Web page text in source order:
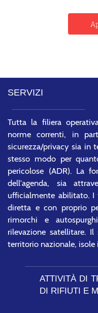
SERVIZI
Tutta la filiera
norme correnti, in
sicurezza/privacy sia in
stesso modo per
pericolose (ADR). La
dell'agenda, sia
ufficialmente abilitato. I
diretta e con proprio
rimorchi e
rilevazione satellitare.
territorio nazionale, isole
ATTIVITÀ DI
DI RIFIUTI E